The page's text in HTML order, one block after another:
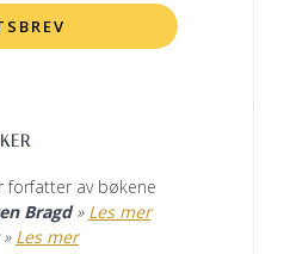
forfatter av bøkene
Bragd» Les mer
» Les mer